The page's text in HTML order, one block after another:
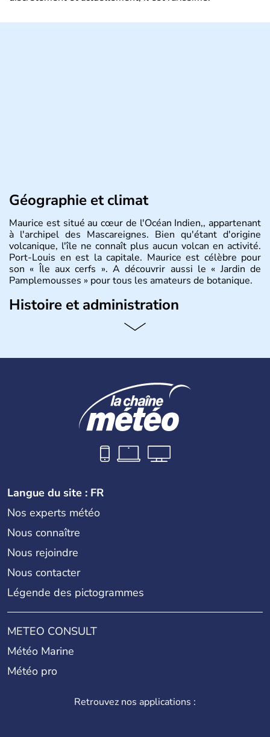
Géographie et climat
Maurice est situé au cœur de l'Océan Indien,, appartenant
à l'archipel des Mascareignes. Bien qu'étant d'origine
volcanique, l'île ne connaît plus aucun volcan en activité.
Port-Louis en est la capitale. Maurice est célèbre pour
son « Île aux cerfs ». A découvrir aussi le « Jardin de
Pamplemousses » pour tous les amateurs de botanique.
Histoire et administration
Le rhum et la bière font partie des traditions de l’
des symboles de l’île, c’est ledodo, ce fameux oiseau
Maurice… qui aurait inspiréLewis Carollpour « Alice au
Pays des Merveilles ».
Langue du site : FR
Nos experts météo
Nous connaître
Nous rejoindre
Nous contacter
Légende des pictogrammes
METEO CONSULT
Météo Marine
Météo pro
Retrouvez nos applications :